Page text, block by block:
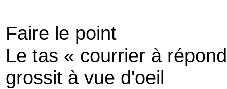
Faire le point
Le tas « courrier à
grossit à vue d'oeil